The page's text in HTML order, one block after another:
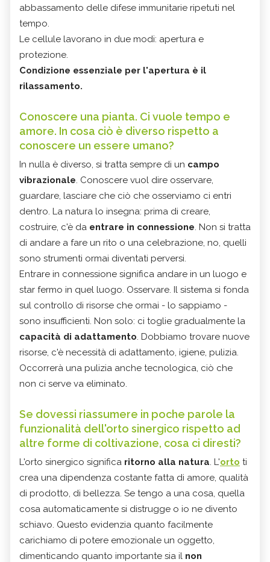
abbassamento delle difese immunitarie ripetuti nel
tempo.
Le cellule lavorano in due modi: apertura e
protezione.
Condizione essenziale per l'apertura è il
rilassamento.
Conoscere una pianta. Ci vuole tempo e
amore. In cosa ciò è diverso rispetto a
conoscere un essere umano?
In nulla è diverso, si tratta sempre di un campo
vibrazionale. Conoscere vuol dire osservare,
guardare, lasciare che ciò che osserviamo ci entri
dentro. La natura lo insegna: prima di creare,
costruire, c'è da entrare in connessione. Non si tratta
di andare a fare un rito o una celebrazione, no, quelli
sono strumenti ormai diventati perversi.
Entrare in connessione significa andare in un luogo e
star fermo in quel luogo. Osservare. Il sistema si fonda
sul controllo di risorse che ormai - lo sappiamo -
sono insufficienti. Non solo: ci toglie gradualmente la
capacità di adattamento. Dobbiamo trovare nuove
risorse, c'è necessità di adattamento, igiene, pulizia.
Occorrerà una pulizia anche tecnologica, ciò che
non ci serve va eliminato.
Se dovessi riassumere in poche parole la
funzionalità dell'orto sinergico rispetto ad
altre forme di coltivazione, cosa ci diresti?
L'orto sinergico significa ritorno alla natura. L'orto ti
crea una dipendenza costante fatta di amore, qualità
di prodotto, di bellezza. Se tengo a una cosa, quella
cosa automaticamente si distrugge o io ne divento
schiavo. Questo evidenzia quanto facilmente
carichiamo di potere emozionale un oggetto,
dimenticando quanto importante sia il non